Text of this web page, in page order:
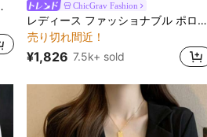
ChicGrav Fashion
レディース ファッショナブル ポロカラー ラグラン 半袖 ニットTシャツ 軽量 万能カーディガントップ 春夏向け エステティック 秋
#5 ベストセラー
売り切れ間近！
#5 ベストセラー
売り切れ間近！
#5 ベストセラー
売り切れ間近！
#5 ベストセラー に ニットウェア レディースニットウェア
¥1,826 7.5k+ sold